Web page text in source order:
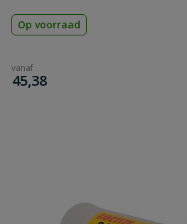
Op voorraad
vanaf
€
45,38